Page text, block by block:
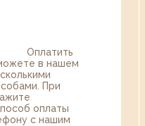
Оплатить
в нашем
При
оплаты
с нашим